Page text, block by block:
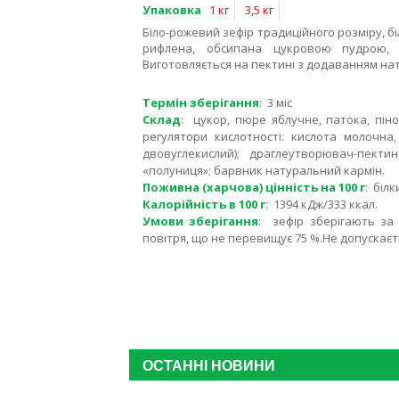
Упаковка 1 кг
3,5 кг
Біло-рожевий зефір традиційного розміру,
рифлена, обсипана цукровою
Виготовляється на пектині з додаванням
Термін зберігання: 3 міс
Склад: цукор, пюре яблучне, патока,
регулятори кислотності: кислота
двовуглекислий); драглеутворювач-
«полуниця»; барвник натуральний кармін.
Поживна (харчова) цінність на 100 г:
Калорійність в 100 г: 1394 кДж/333 ккал.
Умови зберігання: зефір зберігають за
повітря, що не перевищує 75 %.Не
ОСТАННІ НОВИНИ